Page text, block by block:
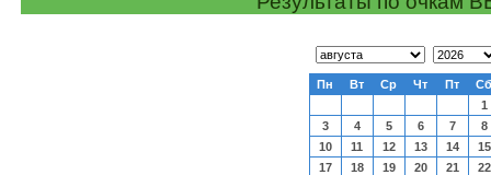
Пн Вт Ср Чт Пт
1
3
4 5 6 7
8
10
11 12 13 14
15
17
18 19 20 21
22